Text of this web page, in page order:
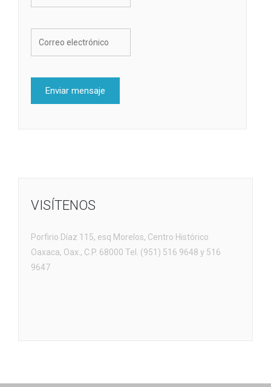
VISÍTENOS
Porfirio Díaz 115, esq Morelos, Centro Histórico
Oaxaca, Oax., C.P. 68000 Tel. (951) 516 9648 y 516
9647